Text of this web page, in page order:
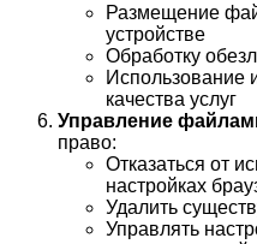
Размещение
устройстве
Обработку
Использование
качества услуг
Управление
право:
Отказаться от
настройках
Удалить
Управлять